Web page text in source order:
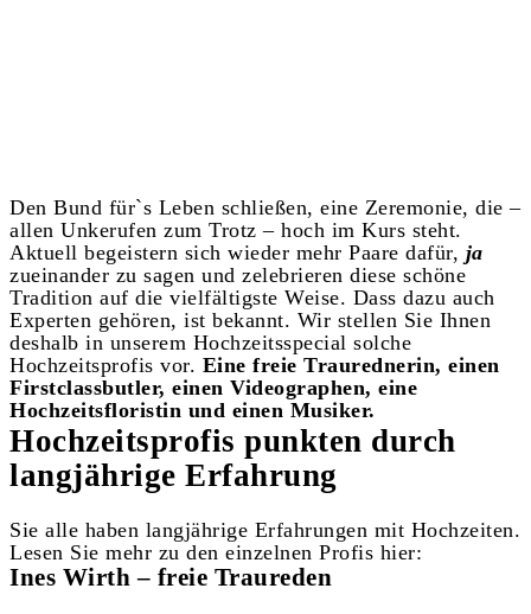
Den Bund für`s Leben schließen, eine Zeremonie, die –
allen Unkerufen zum Trotz – hoch im Kurs steht.
Aktuell begeistern sich wieder mehr Paare dafür, ja
zueinander zu sagen und zelebrieren diese schöne
Tradition auf die vielfältigste Weise. Dass dazu auch
Experten gehören, ist bekannt. Wir stellen Sie Ihnen
deshalb in unserem Hochzeitsspecial solche
Hochzeitsprofis vor. Eine freie Traurednerin, einen
Firstclassbutler, einen Videographen, eine
Hochzeitsfloristin und einen Musiker.
Hochzeitsprofis punkten durch
langjährige Erfahrung
Sie alle haben langjährige Erfahrungen mit Hochzeiten.
Lesen Sie mehr zu den einzelnen Profis hier:
Ines Wirth – freie Traureden